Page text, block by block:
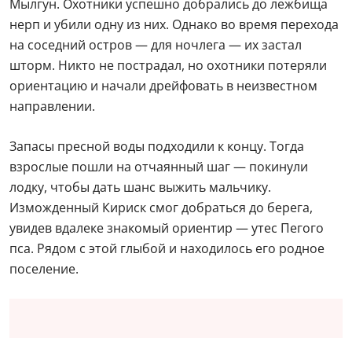
Мылгун. Охотники успешно добрались до лежбища
нерп и убили одну из них. Однако во время перехода
на соседний остров — для ночлега — их застал
шторм. Никто не пострадал, но охотники потеряли
ориентацию и начали дрейфовать в неизвестном
направлении.
Запасы пресной воды подходили к концу. Тогда
взрослые пошли на отчаянный шаг — покинули
лодку, чтобы дать шанс выжить мальчику.
Изможденный Кириск смог добраться до берега,
увидев вдалеке знакомый ориентир — утес Пегого
пса. Рядом с этой глыбой и находилось его родное
поселение.